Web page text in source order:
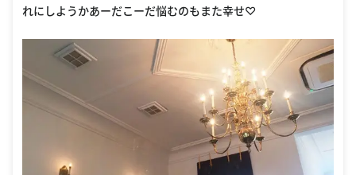
れにしようかあーだこーだ悩むのもまた幸せ♡